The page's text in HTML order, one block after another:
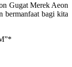
Gugat Merek Aeon
bermanfaat bagi kita